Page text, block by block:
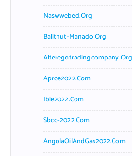
Naswwebed.org
Balithut-Manado.org
Alteregotradingcompany.org
Aprce2022.com
Ibie2022.com
Sbcc-2022.com
AngolaOilAndGas2022.com